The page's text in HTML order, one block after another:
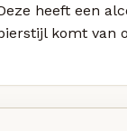
heeft een
komt van